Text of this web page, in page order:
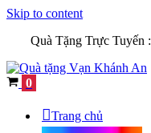
Skip to content
Quà Tặng Trực Tuyến :
Cart
0
Trang chủ